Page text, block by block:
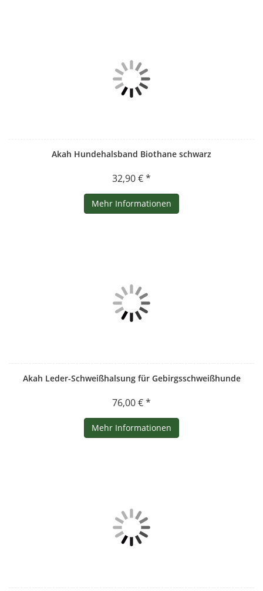
Akah Hundehalsband Biothane schwarz
32,90 € *
Mehr Informationen
Akah Leder-Schweißhalsung für Gebirgsschweißhunde
76,00 € *
Mehr Informationen